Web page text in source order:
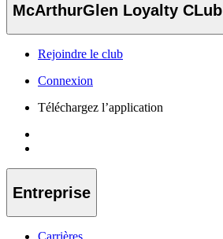
McArthurGlen Loyalty CLub
Rejoindre le club
Connexion
Téléchargez l’application
Entreprise